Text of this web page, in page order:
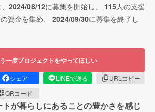
2024/08/12に募集を開始し、 115人の支援
資金を集め、 2024/09/30に募集を終了し
一度プロジェクトをやってほしい
シェア LINEで送る
URLコピー
QRコード
が暮らしにあることの豊かさを感じ